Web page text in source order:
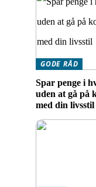
GODE RÅD
Spar penge i
uden at gå på
med din livsstil